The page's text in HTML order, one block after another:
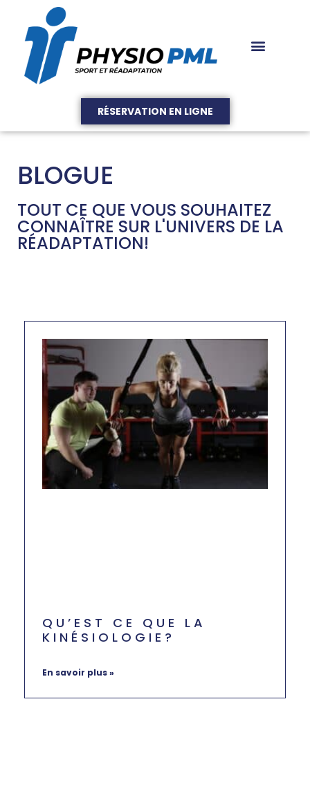
RÉSERVATION EN LIGNE
BLOGUE
TOUT CE QUE VOUS SOUHAITEZ
CONNAÎTRE SUR L'UNIVERS DE LA
RÉADAPTATION!
QU’EST CE QUE LA
KINÉSIOLOGIE?
En savoir plus »